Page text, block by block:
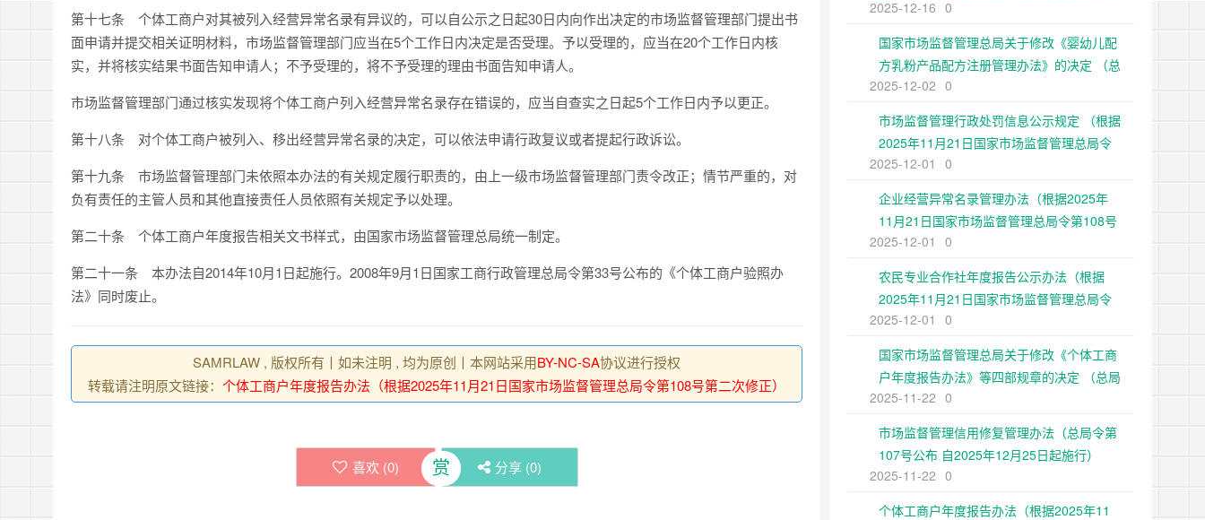
第十七条 个体工商户对其被列入经营异常名录有异议的，可以自公示之日起30日内向作出决定的市场监督管理部门提出书
面申请并提交相关证明材料，市场监督管理部门应当在5个工作日内决定是否受理。予以受理的，应当在20个工作日内核
实，并将核实结果书面告知申请人；不予受理的，将不予受理的理由书面告知申请人。
市场监督管理部门通过核实发现将个体工商户列入经营异常名录存在错误的，应当自查实之日起5个工作日内予以更正。
第十八条 对个体工商户被列入、移出经营异常名录的决定，可以依法申请行政复议或者提起行政诉讼。
第十九条 市场监督管理部门未依照本办法的有关规定履行职责的，由上一级市场监督管理部门责令改正；情节严重的，对
负有责任的主管人员和其他直接责任人员依照有关规定予以处理。
第二十条 个体工商户年度报告相关文书样式，由国家市场监督管理总局统一制定。
第二十一条 本办法自2014年10月1日起施行。 2008年9月1日国家工商行政管理总局令第33号公布的《个体工商户验照办
法》同时废止。
SAMRLAW , 版权所有丨如未注明 , 均为原创丨本网站采用BY-NC-SA协议进行授权
转载请注明原文链接： 个体工商户年度报告办法（根据2025年11月21日国家市场监督管理总局令第108号第二次修正）
喜欢 (0) 赏 分享 (0)
第109号修正）
2025-12-16 0
国家市场监督管理总局关于修改《婴幼儿配
方乳粉产品配方注册管理办法》的决定 （总
局令第109号公布 自公布之日起施行）
2025-12-02 0
市场监督管理行政处罚信息公示规定 （根据
2025年11月21日国家市场监督管理总局令
第108号第二次修正）
2025-12-01
0
企业经营异常名录管理办法（根据2025年
11月21日国家市场监督管理总局令第108号
第二次修正）
2025-12-01
0
农民专业合作社年度报告公示办法（根据
2025年11月21日国家市场监督管理总局令
第108号第二次修正）
2025-12-01
0
国家市场监督管理总局关于修改《个体工商
户年度报告办法》等四部规章的决定 （总局
令第108号公布 自2025年12月25日起施
2025-11-22 0
市场监督管理信用修复管理办法（总局令第
107号公布 自2025年12月25日起施行）
2025-11-22 0
个体工商户年度报告办法（根据2025年11